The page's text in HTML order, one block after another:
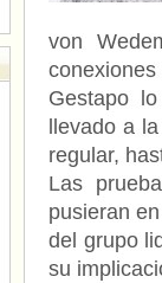
von
Gestapo
llevado a
regular,
Las
pusieran
del grupo
su